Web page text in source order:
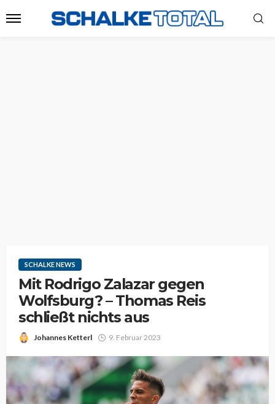
SCHALKE NEWS
Mit Rodrigo Zalazar gegen
Wolfsburg? – Thomas Reis
schließt nichts aus
Johannes Ketterl 9. Februar 2023